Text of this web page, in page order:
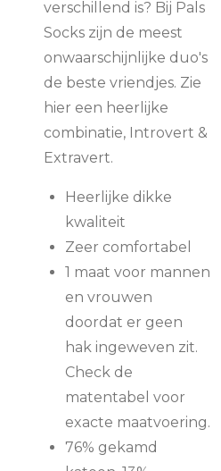
verschillend is? Bij Pals
Socks zijn de meest
onwaarschijnlijke duo's
de beste vriendjes. Zie
hier een heerlijke
combinatie, Introvert &
Extravert.
Heerlijke dikke
kwaliteit
Zeer comfortabel
1 maat voor mannen
en vrouwen
doordat er geen
hak ingeweven zit.
Check de
matentabel voor
exacte maatvoering.
76% gekamd